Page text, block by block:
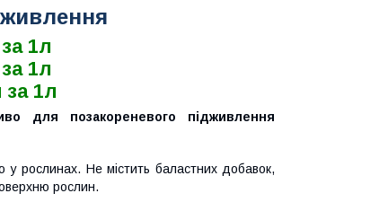
1л
1л
за 1л
для позакореневого підживлення
у рослинах. Не містить баластних добавок,
рослин.